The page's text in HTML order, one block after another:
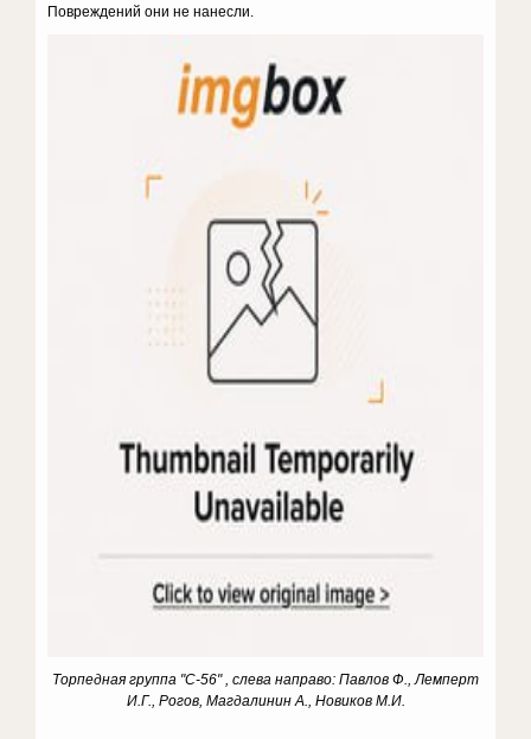
Повреждений они не нанесли.
Торпедная группа "С-56" , слева направо: Павлов Ф., Лемперт
И.Г., Рогов, Магдалинин А., Новиков М.И.